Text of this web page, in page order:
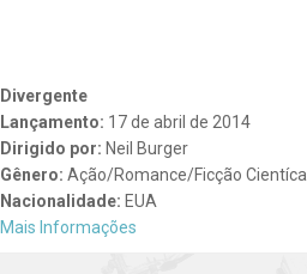
Divergente
Lançamento: 17 de abril de 2014
Dirigido por: Neil Burger
Gênero: Ação/Romance/Ficção Cientíca
Nacionalidade: EUA
Mais Informações